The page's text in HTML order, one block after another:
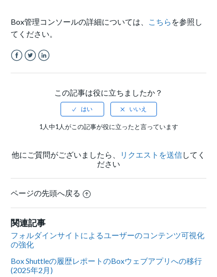
Box管理コンソールの詳細については、 こちら を参照し
てください。
この記事は役に立ちましたか？
1人中1人がこの記事が役に立ったと言っています
他にご質問がございましたら、 リクエストを送信してく
ださい
ページの先頭へ戻る
関連記事
フォルダインサイトによるユーザーのコンテンツ可視化
の強化
Box Shuttleの履歴レポートのBoxウェブアプリへの移行
(2025年2月)